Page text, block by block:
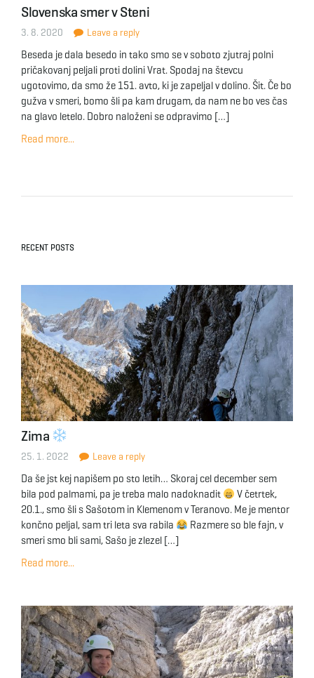
Slovenska smer v Steni
3. 8. 2020 Leave a reply
Beseda je dala besedo in tako smo se v soboto zjutraj polni
pričakovanj peljali proti dolini Vrat. Spodaj na števcu
ugotovimo, da smo že 151. avto, ki je zapeljal v dolino. Šit. Če bo
gužva v smeri, bomo šli pa kam drugam, da nam ne bo ves čas
na glavo letelo. Dobro naloženi se odpravimo […]
Read more...
RECENT POSTS
Zima
25. 1. 2022 Leave a reply
Da še jst kej napišem po sto letih… Skoraj cel december sem
bila pod palmami, pa je treba malo nadoknadit
V četrtek,
20.1., smo šli s Sašotom in Klemenom v Teranovo. Me je mentor
končno peljal, sam tri leta sva rabila
Razmere so ble fajn, v
smeri smo bli sami, Sašo je zlezel […]
Read more...